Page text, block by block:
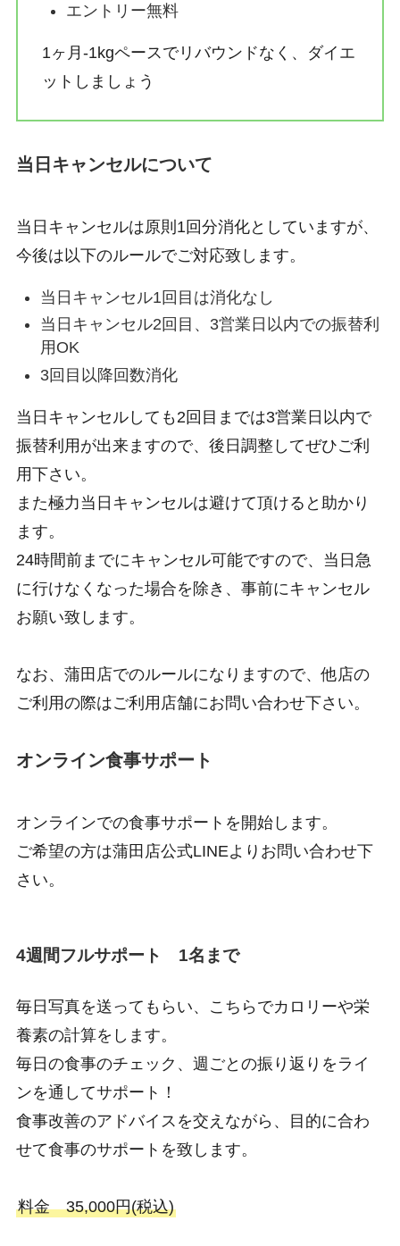
エントリー無料
1ヶ月-1kgペースでリバウンドなく、ダイエ
ットしましょう
当日キャンセルについて
当日キャンセルは原則1回分消化としていますが、
今後は以下のルールでご対応致します。
当日キャンセル1回目は消化なし
当日キャンセル2回目、3営業日以内での振替利
用OK
3回目以降回数消化
当日キャンセルしても2回目までは3営業日以内で
振替利用が出来ますので、後日調整してぜひご利
用下さい。
また極力当日キャンセルは避けて頂けると助かり
ます。
24時間前までにキャンセル可能ですので、当日急
に行けなくなった場合を除き、事前にキャンセル
お願い致します。
なお、蒲田店でのルールになりますので、他店の
ご利用の際はご利用店舗にお問い合わせ下さい。
オンライン食事サポート
オンラインでの食事サポートを開始します。
ご希望の方は蒲田店公式LINEよりお問い合わせ下
さい。
4週間フルサポート 1名まで
毎日写真を送ってもらい、こちらでカロリーや栄
養素の計算をします。
毎日の食事のチェック、週ごとの振り返りをライ
ンを通してサポート！
食事改善のアドバイスを交えながら、目的に合わ
せて食事のサポートを致します。
料金 35,000円(税込)